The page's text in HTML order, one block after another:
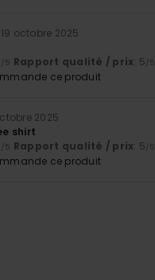
19 octobre 2025
/5 Rapport qualité / prix: 5/5
ce produit
2025
shirt
/5 Rapport qualité / prix: 5/5
ce produit